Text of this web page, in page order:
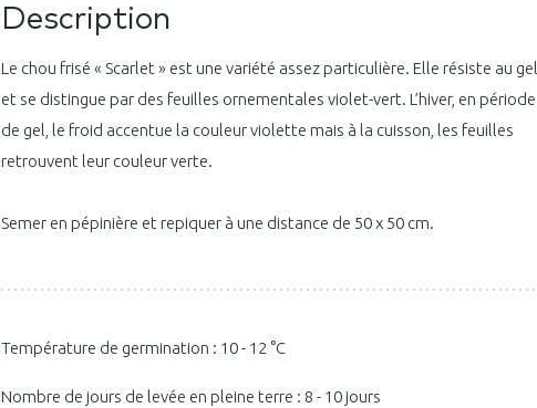
Description
Le chou frisé « Scarlet » est une variété assez particulière. Elle résiste au gel
et se distingue par des feuilles ornementales violet-vert. L’hiver, en période
de gel, le froid accentue la couleur violette mais à la cuisson, les feuilles
retrouvent leur couleur verte.
Semer en pépinière et repiquer à une distance de 50 x 50 cm.
Température de germination : 10 - 12 °C
Nombre de jours de levée en pleine terre : 8 - 10 jours